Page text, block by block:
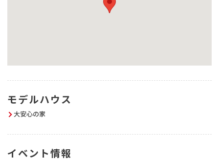
モデルハウス
大安心の家
イベント情報